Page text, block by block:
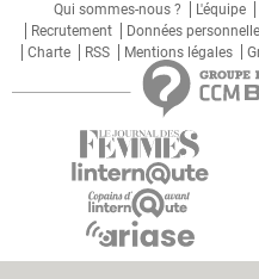
Qui sommes-nous ? L'équipe
Recrutement
Données
Charte
RSS Mentions légales